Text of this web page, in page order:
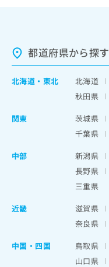
都道府県から探す
北海道 ・ 東北 北海道
秋田県
関東
茨城県
千葉県
中部
新潟県
長野県
三重県
近畿
滋賀県
奈良県
中国・四国
鳥取県
山口県